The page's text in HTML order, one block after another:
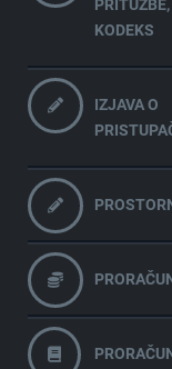
KODEKS
IZJAVA O